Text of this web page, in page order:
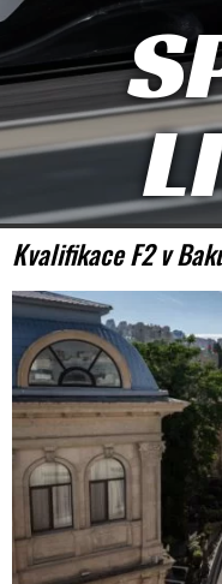
Kvalifikace F2 v